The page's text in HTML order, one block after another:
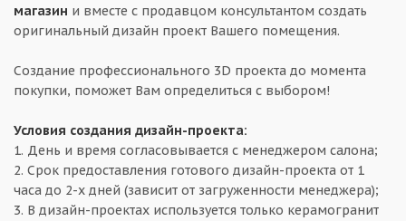
магазин и вместе с продавцом консультантом создать
оригинальный дизайн проект Вашего помещения.
Создание профессионального 3D проекта до момента
покупки, поможет Вам определиться с выбором!
Условия создания дизайн-проекта:
1. День и время согласовывается с менеджером салона;
2. Срок предоставления готового дизайн-проекта от 1
часа до 2-х дней (зависит от загруженности менеджера);
3. В дизайн-проектах используется только керамогранит